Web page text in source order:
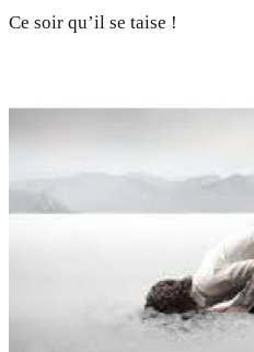
Ce soir qu’il se taise !